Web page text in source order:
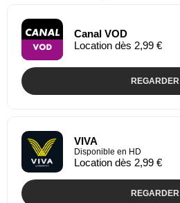
Canal VOD
Location dès 2,99 €
REGARDER
VIVA
Disponible en HD
Location dès 2,99 €
REGARDER